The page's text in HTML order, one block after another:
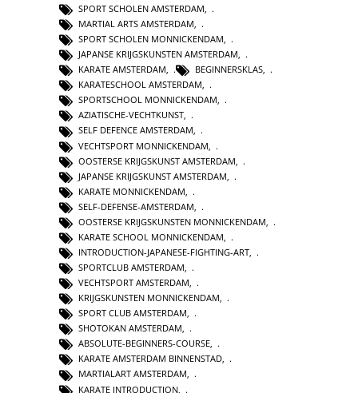
SPORT SCHOLEN AMSTERDAM
MARTIAL ARTS AMSTERDAM,
SPORT SCHOLEN MONNICKENDAM,
JAPANSE KRIJGSKUNSTEN AMSTERDAM,
KARATE AMSTERDAM, BEGINNERSKLAS,
KARATESCHOOL AMSTERDAM,
SPORTSCHOOL MONNICKENDAM,
AZIATISCHE-VECHTKUNST,
SELF DEFENCE AMSTERDAM,
VECHTSPORT MONNICKENDAM
OOSTERSE KRIJGSKUNST AMSTERDAM
JAPANSE KRIJGSKUNST AMSTERDAM
KARATE MONNICKENDAM
SELF-DEFENSE-AMSTERDAM
OOSTERSE KRIJGSKUNSTEN MONNICKENDAM
KARATE SCHOOL MONNICKENDAM
INTRODUCTION-JAPANESE-FIGHTING-ART
SPORTCLUB AMSTERDAM,
VECHTSPORT AMSTERDAM,
KRIJGSKUNSTEN MONNICKENDAM,
SPORT CLUB AMSTERDAM,
SHOTOKAN AMSTERDAM,
ABSOLUTE-BEGINNERS-COURSE,
KARATE AMSTERDAM BINNENSTAD,
MARTIALART AMSTERDAM,
KARATE INTRODUCTION